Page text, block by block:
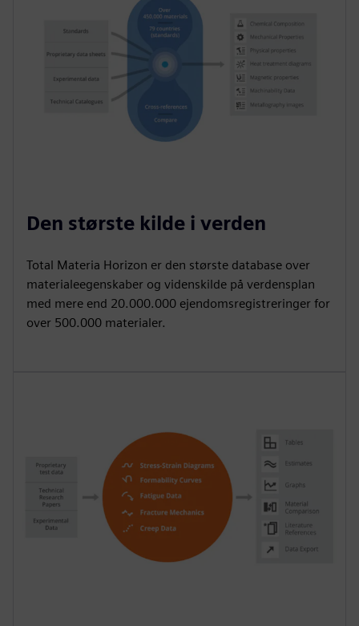
Den største kilde i verden
Total Materia Horizon er den største database over
materialeegenskaber og videnskilde på verdensplan
med mere end 20.000.000 ejendomsregistreringer for
over 500.000 materialer.